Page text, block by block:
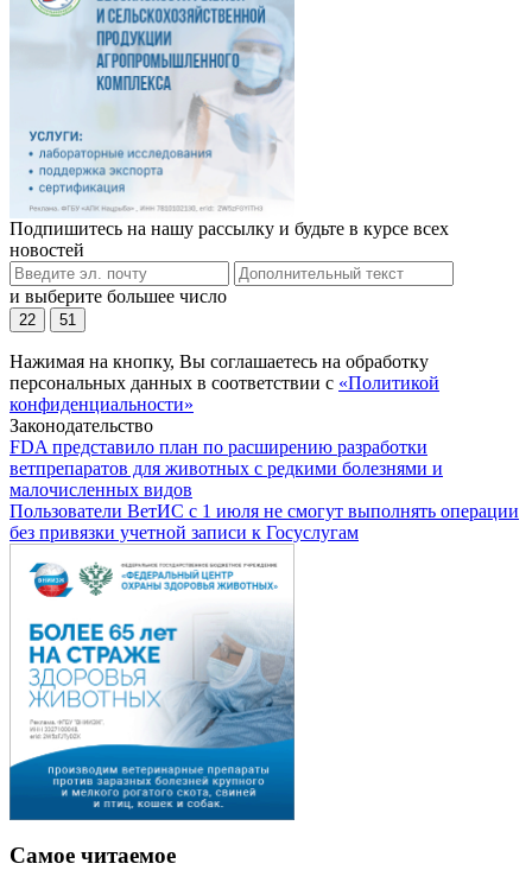
Подпишитесь на нашу рассылку и будьте в курсе всех
новостей
и выберите большее число
22 51
Нажимая на кнопку, Вы соглашаетесь на обработку
персональных данных в соответствии с «Политикой
конфиденциальности»
Законодательство
FDA представило план по расширению разработки
ветпрепаратов для животных с редкими болезнями и
малочисленных видов
Пользователи ВетИС с 1 июля не смогут выполнять операции
без привязки учетной записи к Госуслугам
Самое читаемое